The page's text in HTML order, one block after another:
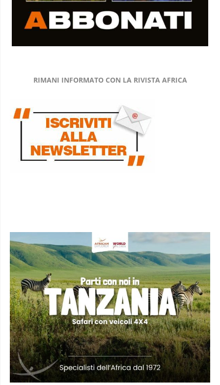
RIMANI INFORMATO CON LA RIVISTA AFRICA